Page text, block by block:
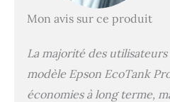
Mon avis sur ce produit
La majorité des
modèle Epson EcoTank
économies à long terme,